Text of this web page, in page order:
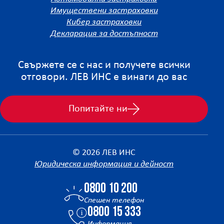
Имуществени застраховки
Кибер застраховки
Декларация за достъпност
Свържете се с нас и получете всички
отговори. ЛЕВ ИНС е винаги до вас
Попитайте ни
© 2026 ЛЕВ ИНС
Юридическа информация и дейност
0800 10 200
Спешен телефон
0800 15 333